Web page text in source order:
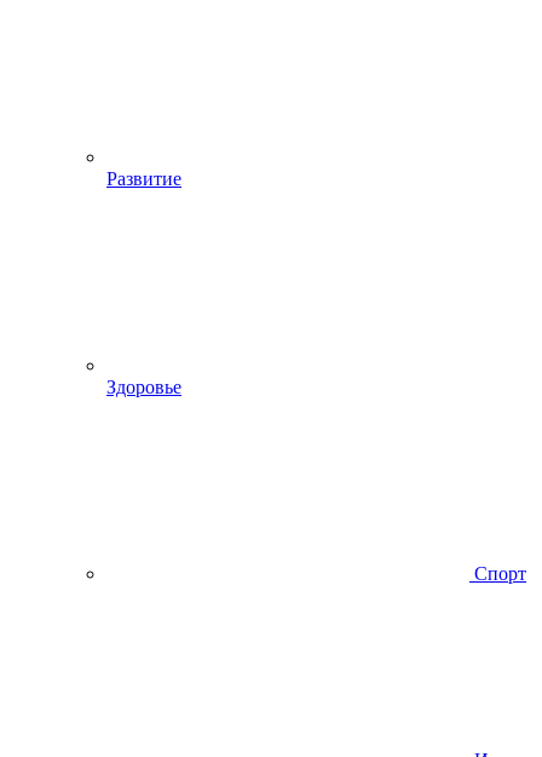
Развитие
Здоровье
Спорт